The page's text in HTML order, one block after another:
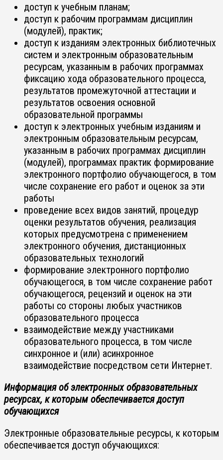
доступ к учебным планам;
доступ к рабочим программам дисциплин
(модулей), практик;
доступ к изданиям электронных библиотечных
систем и электронным образовательным
ресурсам, указанным в рабочих программах
фиксацию хода образовательного процесса,
результатов промежуточной аттестации и
результатов освоения основной
образовательной программы
доступ к электронных учебным изданиям и
электронным образовательным ресурсам,
указанным в рабочих программах дисциплин
(модулей), программах практик формирование
электронного портфолио обучающегося, в том
числе сохранение его работ и оценок за эти
работы
проведение всех видов занятий, процедур
оценки результатов обучения, реализация
которых предусмотрена с применением
электронного обучения, дистанционных
образовательных технологий
формирование электронного портфолио
обучающегося, в том числе сохранение работ
обучающегося, рецензий и оценок на эти
работы со стороны любых участников
образовательного процесса
взаимодействие между участниками
образовательного процесса, в том числе
синхронное и (или) асинхронное
взаимодействие посредством сети Интернет.
Информация об электронных образовательных
ресурсах, к которым обеспечивается доступ
обучающихся
Электронные образовательные ресурсы, к которым
обеспечивается доступ обучающихся: